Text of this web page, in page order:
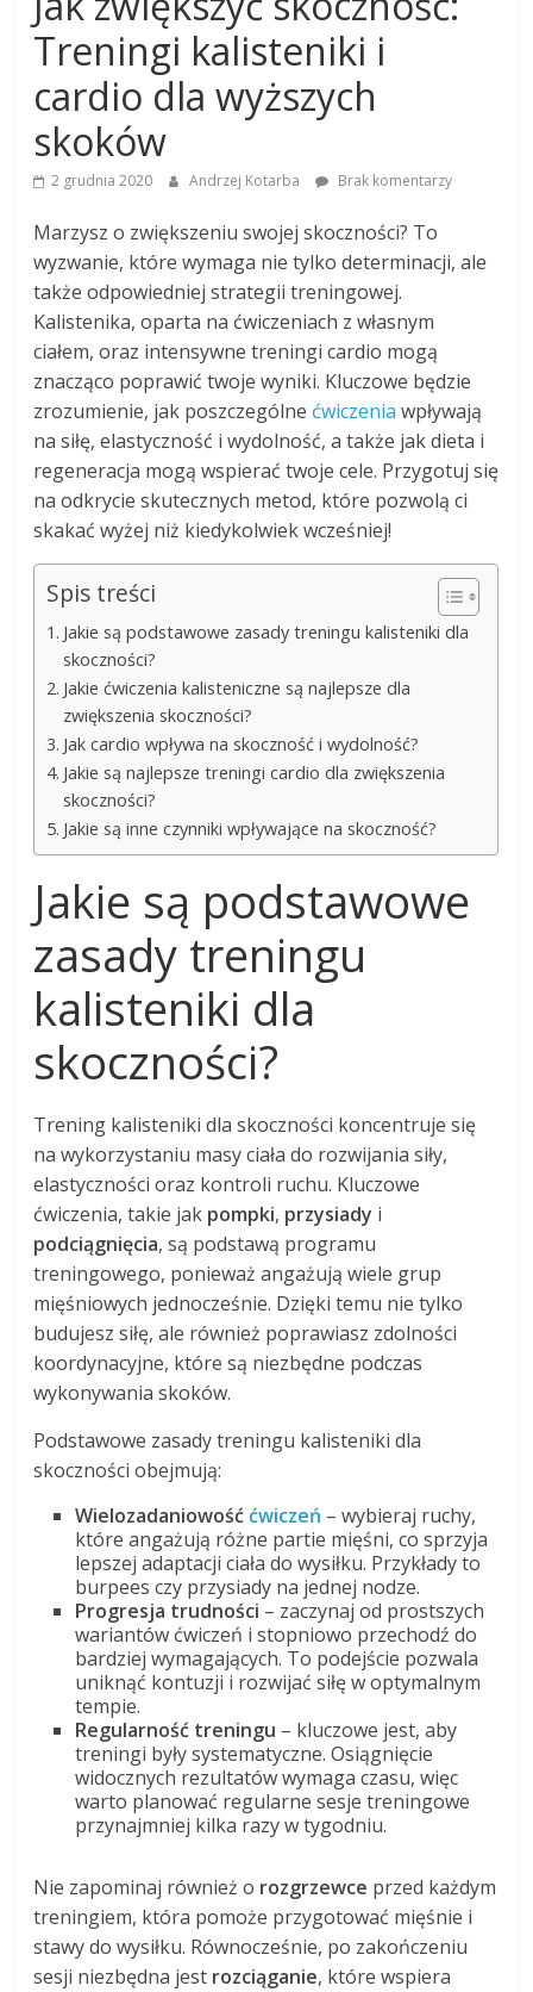
Treningi kalisteniki i
cardio dla wyższych
skoków
2 grudnia 2020 Andrzej Kotarba Brak komentarzy
Marzysz o zwiększeniu swojej skoczności? To
wyzwanie, które wymaga nie tylko determinacji, ale
także odpowiedniej strategii treningowej.
Kalistenika, oparta na ćwiczeniach z własnym
ciałem, oraz intensywne treningi cardio mogą
znacząco poprawić twoje wyniki. Kluczowe będzie
zrozumienie, jak poszczególne ćwiczenia wpływają
na siłę, elastyczność i wydolność, a także jak dieta i
regeneracja mogą wspierać twoje cele. Przygotuj się
na odkrycie skutecznych metod, które pozwolą ci
skakać wyżej niż kiedykolwiek wcześniej!
Spis treści
Jakie są podstawowe zasady treningu kalisteniki dla
skoczności?
Jakie ćwiczenia kalisteniczne są najlepsze dla
zwiększenia skoczności?
Jak cardio wpływa na skoczność i wydolność?
Jakie są najlepsze treningi cardio dla zwiększenia
skoczności?
Jakie są inne czynniki wpływające na skoczność?
Jakie są podstawowe
zasady treningu
kalisteniki dla
skoczności?
Trening kalisteniki dla skoczności koncentruje się
na wykorzystaniu masy ciała do rozwijania siły,
elastyczności oraz kontroli ruchu. Kluczowe
ćwiczenia, takie jak pompki, przysiady i
podciągnięcia, są podstawą programu
treningowego, ponieważ angażują wiele grup
mięśniowych jednocześnie. Dzięki temu nie tylko
budujesz siłę, ale również poprawiasz zdolności
koordynacyjne, które są niezbędne podczas
wykonywania skoków.
Podstawowe zasady treningu kalisteniki dla
skoczności obejmują:
Wielozadaniowośććwiczeń – wybieraj ruchy,
które angażują różne partie mięśni, co sprzyja
lepszej adaptacji ciała do wysiłku. Przykłady to
burpees czy przysiady na jednej nodze.
Progresja trudności – zaczynaj od prostszych
wariantów ćwiczeń i stopniowo przechodź do
bardziej wymagających. To podejście pozwala
uniknąć kontuzji i rozwijać siłę w optymalnym
tempie.
Regularność treningu – kluczowe jest, aby
treningi były systematyczne. Osiągnięcie
widocznych rezultatów wymaga czasu, więc
warto planować regularne sesje treningowe
przynajmniej kilka razy w tygodniu.
Nie zapominaj również o rozgrzewce przed każdym
treningiem, która pomoże przygotować mięśnie i
stawy do wysiłku. Równocześnie, po zakończeniu
sesji niezbędna jest rozciąganie, które wspiera